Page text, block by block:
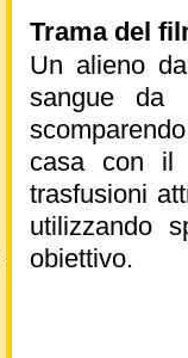
Trama del
Un alieno
sangue da
casa con il
trasfusioni
utilizzando
obiettivo.